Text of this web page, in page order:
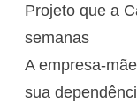
Projeto que a
semanas
A empresa-
sua